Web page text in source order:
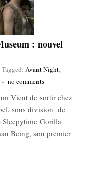
: nouvel
Tagged: Avant Night,
- no comments
Vient de sortir chez
sous division de
Gorilla
Being, son premier